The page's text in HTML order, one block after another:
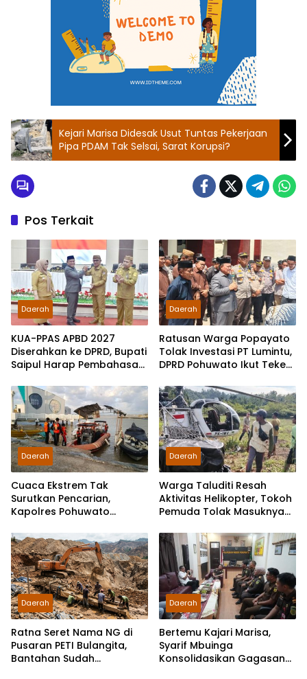
Kejari Marisa Didesak Usut Tuntas Pekerjaan
Pipa PDAM Tak Selsai, Sarat Korupsi?
Pos Terkait
Daerah
KUA-PPAS APBD 2027
Diserahkan ke DPRD, Bupati
Saipul Harap Pembahasan
Daerah
Ratusan Warga Popayato
Tolak Investasi PT Lumintu,
DPRD Pohuwato Ikut Teken
Daerah
Cuaca Ekstrem Tak
Surutkan Pencarian,
Kapolres Pohuwato
Temukan Speedboat
Hilang
Daerah
Warga Taluditi Resah
Aktivitas Helikopter, Tokoh
Pemuda Tolak Masuknya
Daerah
Ratna Seret Nama NG di
Pusaran PETI Bulangita,
Bantahan Sudah
Daerah
Bertemu Kajari Marisa,
Syarif Mbuinga
Konsolidasikan Gagasan